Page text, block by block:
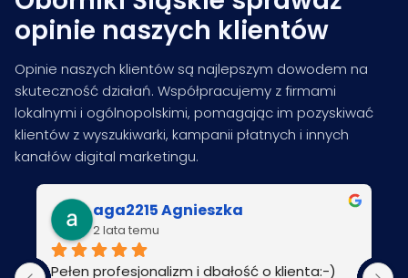
opinie naszych klientów
Opinie naszych klientów są najlepszym dowodem na
skuteczność działań. Współpracujemy z firmami
lokalnymi i ogólnopolskimi, pomagając im pozyskiwać
klientów z wyszukiwarki, kampanii płatnych i innych
kanałów digital marketingu.
aga2215 Agnieszka
2 lata temu
Pełen profesjonalizm i dbałość o klienta:-)